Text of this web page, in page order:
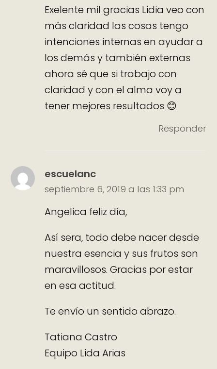
Exelente mil gracias Lidia veo con
más claridad las cosas tengo
intenciones internas en ayudar a
los demás y también externas
ahora sé que si trabajo con
claridad y con el alma voy a
tener mejores resultados 😊
Responder
escuelanc
septiembre 6, 2019 a las 1:33 pm
Angelica feliz día,
Así sera, todo debe nacer desde
nuestra esencia y sus frutos son
maravillosos. Gracias por estar
en esa actitud.
Te envío un sentido abrazo.
Tatiana Castro
Equipo Lida Arias